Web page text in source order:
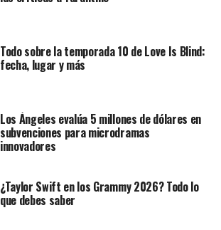
Todo sobre la temporada 10 de Love Is Blind:
fecha, lugar y más
Los Ángeles evalúa 5 millones de dólares en
subvenciones para microdramas
innovadores
¿Taylor Swift en los Grammy 2026? Todo lo
que debes saber